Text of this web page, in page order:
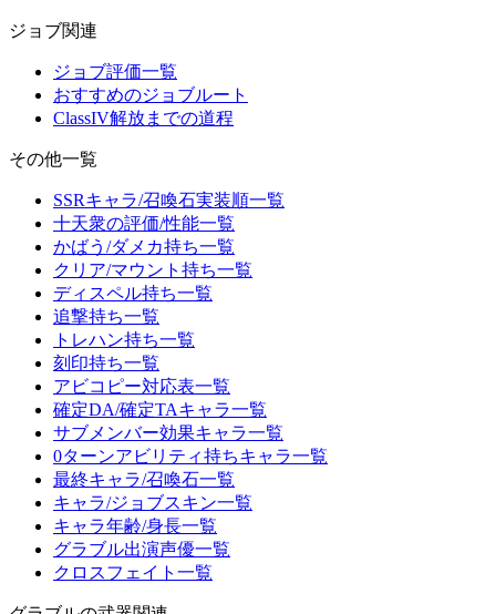
ジョブ関連
ジョブ評価一覧
おすすめのジョブルート
ClassIV解放までの道程
その他一覧
SSRキャラ/召喚石実装順一覧
十天衆の評価/性能一覧
かばう/ダメカ持ち一覧
クリア/マウント持ち一覧
ディスペル持ち一覧
追撃持ち一覧
トレハン持ち一覧
刻印持ち一覧
アビコピー対応表一覧
確定DA/確定TAキャラ一覧
サブメンバー効果キャラ一覧
0ターンアビリティ持ちキャラ一覧
最終キャラ/召喚石一覧
キャラ/ジョブスキン一覧
キャラ年齢/身長一覧
グラブル出演声優一覧
クロスフェイト一覧